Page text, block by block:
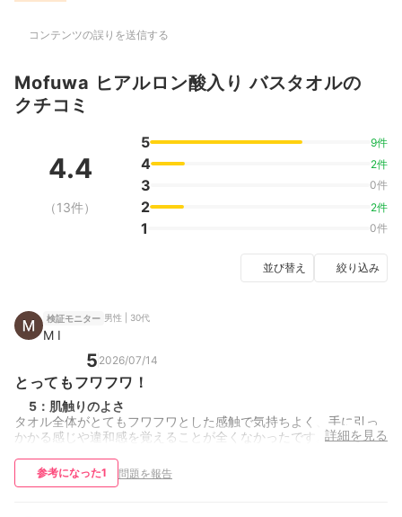
コンテンツの誤りを送信する
Mofuwa ヒアルロン酸入り バスタオルの
クチコミ
4.4
（13件）
5 9件
4 2件
3 0件
2 2件
1 0件
並び替え 絞り込み
検証モニター 男性 | 30代
M I
5 2026/07/14
とってもフワフワ！
5 ： 肌触りのよさ
タオル全体がとてもフワフワとした感触で気持ちよく、手に引っ
かかる感じや違和感を覚えることが全くなかったです。詳細を見る
参考になった1 問題を報告